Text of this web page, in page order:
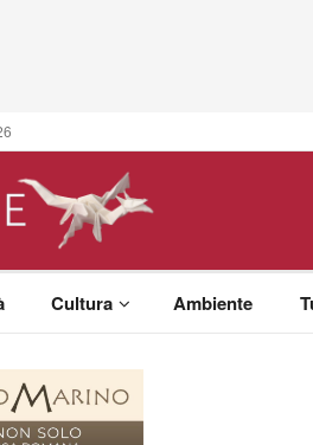
Cultura Ambiente